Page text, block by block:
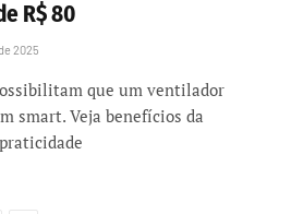
R$ 80
2025
que um ventilador
smart. Veja benefícios da